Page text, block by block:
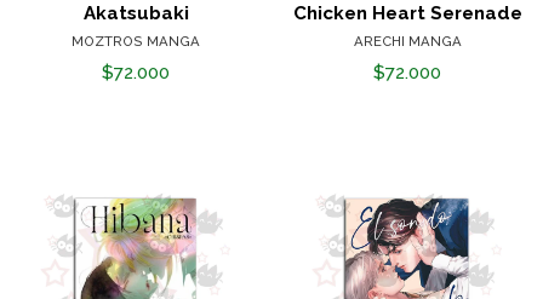
Akatsubaki
MOZTROS MANGA
$72.000
Chicken Heart Serenade
ARECHI MANGA
$72.000